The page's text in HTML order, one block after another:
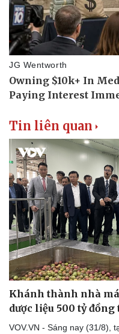
Thể thao
Bóng đá
Lịch thi đấu bóng đá
Thế giới thể thao
eSports
Hậu trường
Tin liên quan
Khánh thành nhà
dược liệu 500 tỷ đồng
VOV.VN - Sáng nay (31/8),